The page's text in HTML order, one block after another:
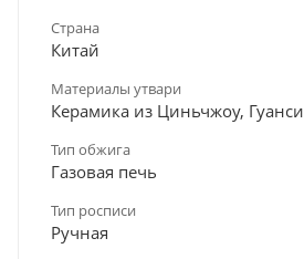
Страна
Китай
Материалы утвари
Керамика из Циньчжоу, Гуанси
Тип обжига
Газовая печь
Тип росписи
Ручная